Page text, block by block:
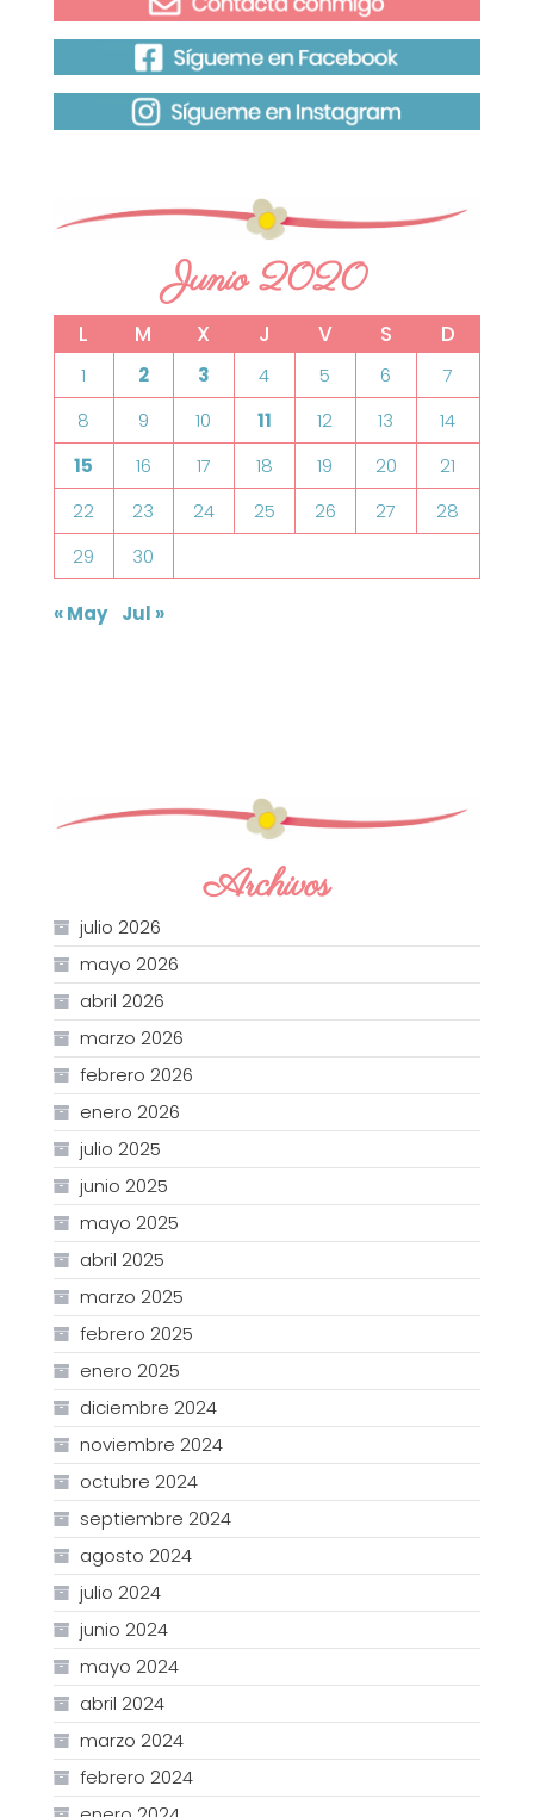
Junio 2020
L M X J V S D
1 2 3 4 5 6
7
8
9 10 11 12 13
14
15
16 17 18 19 20
21
22
23 24 25 26 27
28
29
30
« May Jul »
Archivos
julio 2026
mayo 2026
abril 2026
marzo 2026
febrero 2026
enero 2026
julio 2025
junio 2025
mayo 2025
abril 2025
marzo 2025
febrero 2025
enero 2025
diciembre 2024
noviembre 2024
octubre 2024
septiembre 2024
agosto 2024
julio 2024
junio 2024
mayo 2024
abril 2024
marzo 2024
febrero 2024